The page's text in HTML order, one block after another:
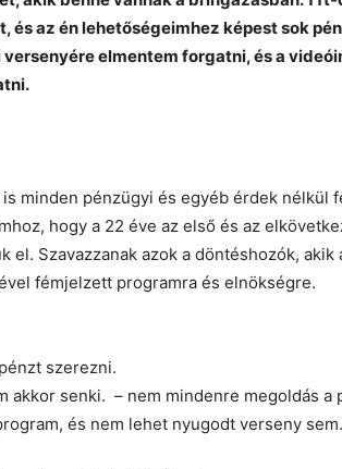
és az én lehetőségeimhez képest sok
elmentem forgatni, és a
is minden pénzügyi és egyéb érdek nélkül
hogy a 22 éve az első és az
el. Szavazzanak azok a döntéshozók,
fémjelzett programra és elnökségre.
szerezni.
akkor senki. – nem mindenre megoldás
és nem lehet nyugodt verseny sem.